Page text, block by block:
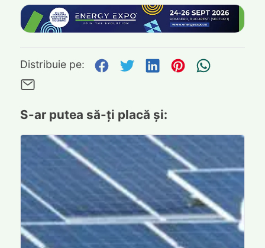
Distribuie pe: Distribuie pe Facebook
Distribuie pe
Distribuie pe
Distribuie
S-ar putea să-ți placă și: